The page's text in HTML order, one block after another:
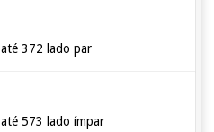
372 lado par
573 lado ímpar